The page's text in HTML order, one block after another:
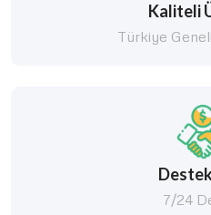
Kaliteli
Türkiye
7/24